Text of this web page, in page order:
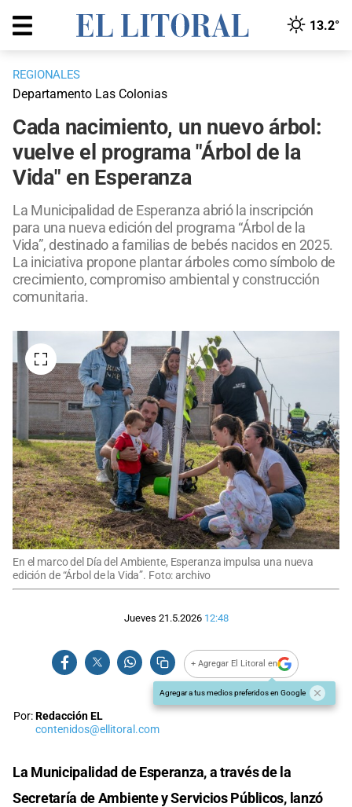
13.2°
REGIONALES
Departamento Las Colonias
Cada nacimiento, un nuevo árbol:
vuelve el programa "Árbol de la
Vida" en Esperanza
La Municipalidad de Esperanza abrió la inscripción
para una nueva edición del programa “Árbol de la
Vida”, destinado a familias de bebés nacidos en 2025.
La iniciativa propone plantar árboles como símbolo de
crecimiento, compromiso ambiental y construcción
comunitaria.
En el marco del Día del Ambiente, Esperanza impulsa una nueva
edición de “Árbol de la Vida”. Foto: archivo
Jueves 21.5.2026 12:48
+ Agregar El Litoral en
Agregar a tus medios preferidos en Google
Por:Redacción EL
contenidos@ellitoral.com
La Municipalidad de Esperanza, a través de la
Secretaría de Ambiente y Servicios Públicos, lanzó